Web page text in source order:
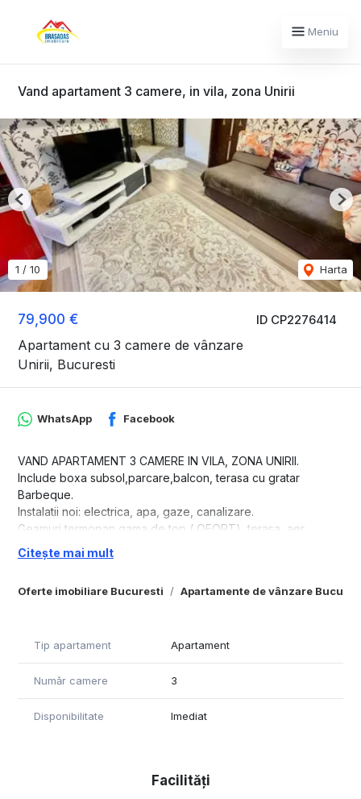
Meniu
Vand apartament 3 camere, in vila, zona Unirii
ID CP2276414
79,900 €
Apartament cu 3 camere de vânzare
Unirii, Bucuresti
1 / 10 Harta
Previous
Oferte imobiliare Bucuresti Apartamente de vânzare
WhatsApp Facebook
VAND APARTAMENT 3 CAMERE IN VILA, ZONA UNIRII.
Include boxa subsol,parcare,balcon, terasa cu gratar
Barbeque.
Instalatii noi: electrica, apa, gaze, canalizare.
Geamuri termopan gama de top ( QFORT), terasa, aer
conditionat,centrala termica, cada hidromasaj si multe altele (
NUMAI PRODUSE DE TOP) . POSIBILITATE DE A SE VINDE SI
Porta Doors, etc.
Instalatia electrica schimbata cap-coada,
doze,prize,intrerupatoare marca Legrand.
Centrala termica noua (garantie) cu calorifere si instalatia
aferente noi,plus incalzire in pardoseala partial.
Un apartament cu izolatie termica si fonica,cu materiale de
NMIC NU ESTE LA COMUN.
Citește mai mult
Tip apartament Apartament
Număr camere 3
Disponibilitate Imediat
Facilități